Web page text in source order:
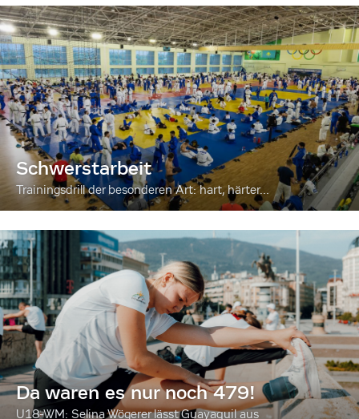
Schwerstarbeit
Trainingsdrill der besonderen Art: hart, härter...
Da waren es nur noch 479!
U18-WM: Selina Wögerer lässt Guayaquil aus